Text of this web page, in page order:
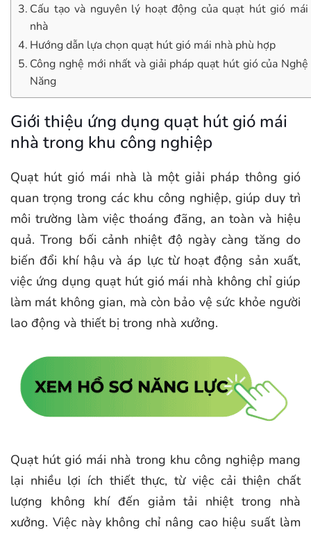
Cấu tạo và nguyên lý hoạt động của quạt hút gió mái
nhà
Hướng dẫn lựa chọn quạt hút gió mái nhà phù hợp
Công nghệ mới nhất và giải pháp quạt hút gió của Nghệ
Năng
Giới thiệu ứng dụng quạt hút gió mái
nhà trong khu công nghiệp
Quạt hút gió mái nhà là một giải pháp thông gió
quan trọng trong các khu công nghiệp, giúp duy trì
môi trường làm việc thoáng đãng, an toàn và hiệu
quả. Trong bối cảnh nhiệt độ ngày càng tăng do
biến đổi khí hậu và áp lực từ hoạt động sản xuất,
việc ứng dụng quạt hút gió mái nhà không chỉ giúp
làm mát không gian, mà còn bảo vệ sức khỏe người
lao động và thiết bị trong nhà xưởng.
Quạt hút gió mái nhà trong khu công nghiệp mang
lại nhiều lợi ích thiết thực, từ việc cải thiện chất
lượng không khí đến giảm tải nhiệt trong nhà
xưởng. Việc này không chỉ nâng cao hiệu suất làm